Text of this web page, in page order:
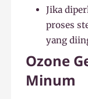
Jika
proses
yang
Ozone
Minum